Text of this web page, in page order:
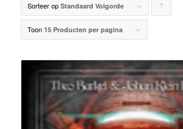
Sorteer op Standaard Volgorde
Toon 15 Producten per pagina